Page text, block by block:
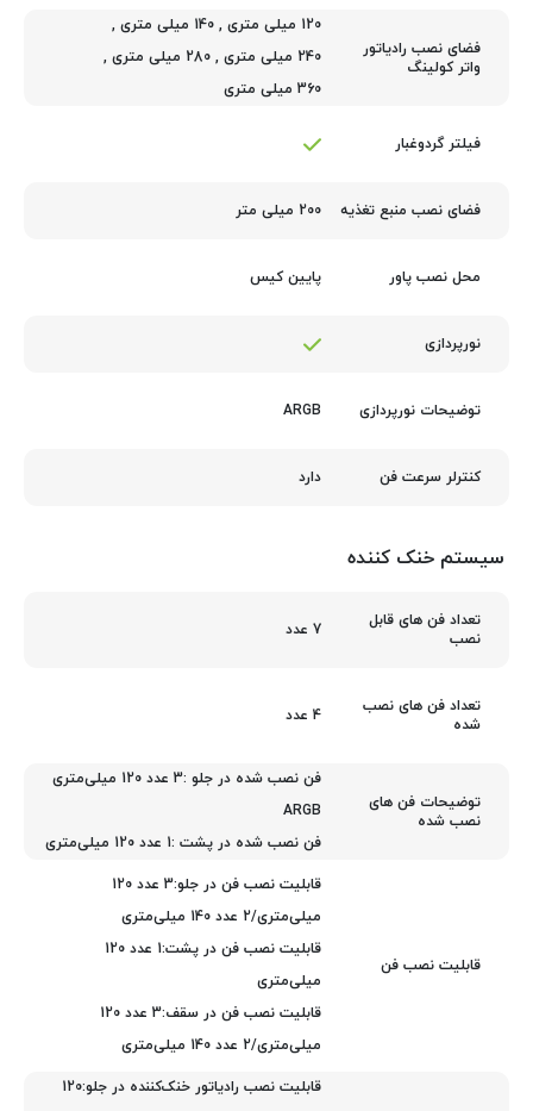
فضای نصب رادیاتور
واتر کولینگ
120 میلی متری , 140 میلی متری
,
240 میلی متری
, 280 میلی متری
,
360 میلی متری
فیلتر گردوغبار
فضای نصب منبع تغذیه 200 میلی متر
محل نصب پاور پایین کیس
نورپردازی
توضیحات نورپردازی ARGB
کنترلر سرعت فن دارد
سیستم خنک کننده
تعداد فن های قابل
نصب
7 عدد
تعداد فن های نصب
شده
4 عدد
توضیحات فن های
نصب شده
فن نصب شده در جلو :3 عدد 120 میلی‌متری
ARGB
فن نصب شده در پشت :1 عدد 120 میلی‌متری
قابلیت نصب فن
قابلیت نصب فن در جلو:3 عدد 120
میلی‌متری/2 عدد 140 میلی‌متری
قابلیت نصب فن در پشت:1 عدد 120
میلی‌متری
قابلیت نصب فن در سقف:3 عدد 120
میلی‌متری/2 عدد 140 میلی‌متری
قابلیت نصب رادیاتور خنک‌کننده در جلو:120